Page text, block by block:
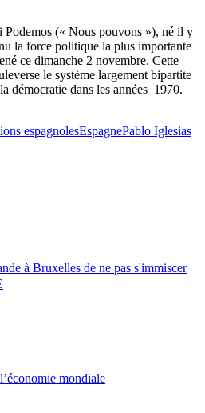
Podemos (« Nous pouvons »), né il y
la force politique la plus importante
ce dimanche 2 novembre. Cette
le système largement bipartite
démocratie dans les années 1970.
espagnolesEspagnePablo Iglesias
à Bruxelles de ne pas s'immiscer
mondiale